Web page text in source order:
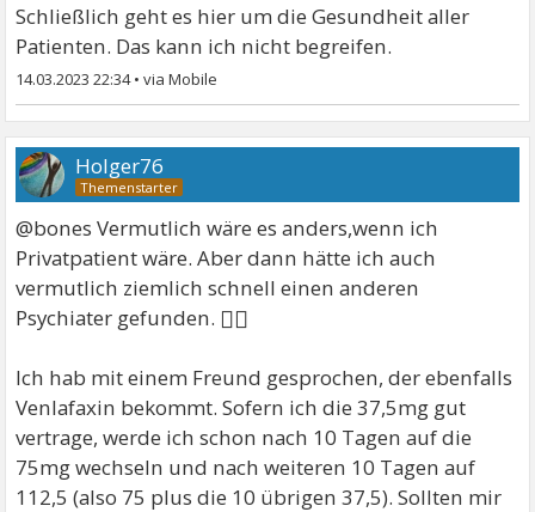
Schließlich geht es hier um die Gesundheit aller
Patienten. Das kann ich nicht begreifen.
14.03.2023 22:34•
Holger76
@bones Vermutlich wäre es anders,wenn ich
Privatpatient wäre. Aber dann hätte ich auch
vermutlich ziemlich schnell einen anderen
Psychiater gefunden. 🤷‍♂
Ich hab mit einem Freund gesprochen, der ebenfalls
Venlafaxin bekommt. Sofern ich die 37,5mg gut
vertrage, werde ich schon nach 10 Tagen auf die
75mg wechseln und nach weiteren 10 Tagen auf
112,5 (also 75 plus die 10 übrigen 37,5). Sollten mir